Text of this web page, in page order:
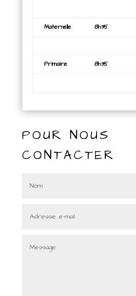
Maternelle 8h35
Primaire 8h35
POUR NOUS
CONTACTER